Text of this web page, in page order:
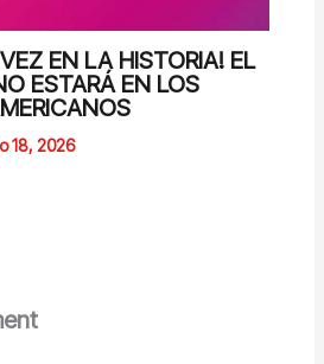
VEZ EN LA HISTORIA! EL
ESTARÁ EN LOS
18, 2026